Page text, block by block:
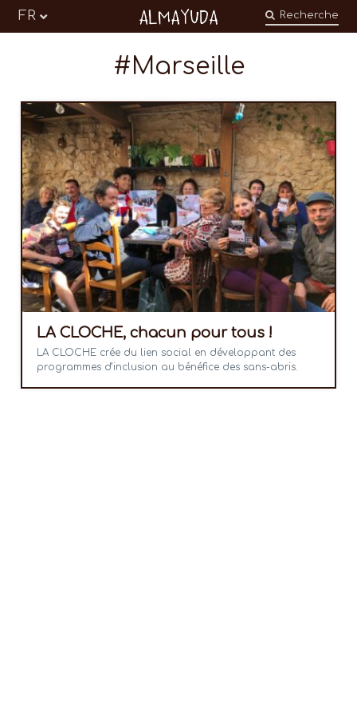
Almayuda Recherche
FR
Marseille
LA CLOCHE, chacun pour tous !
LA CLOCHE crée du lien social en développant des
programmes d’inclusion au bénéfice des sans-abris.